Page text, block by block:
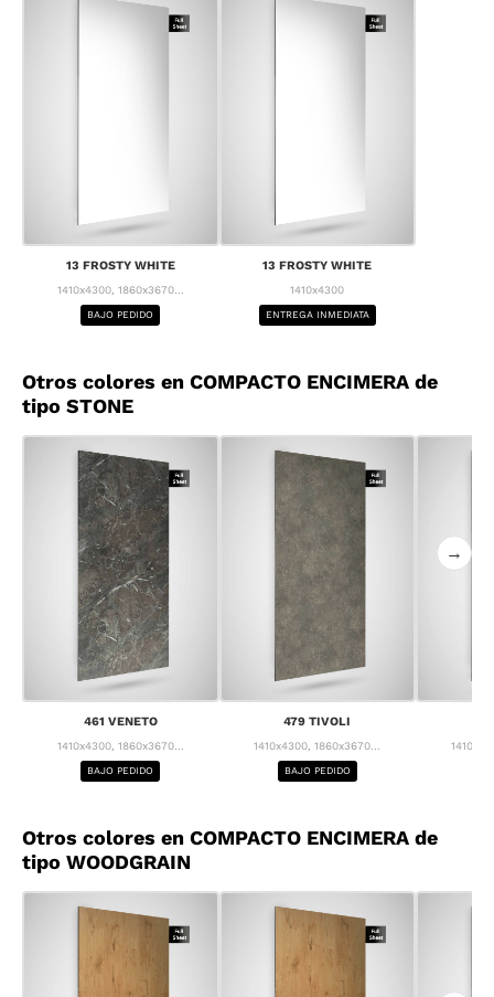
13 FROSTY WHITE
1410x4300, 1860x3670...
BAJO PEDIDO
13 FROSTY WHITE
1410x4300
ENTREGA INMEDIATA
Otros colores en COMPACTO ENCIMERA de
tipo STONE
461 VENETO
1410x4300, 1860x3670...
BAJO PEDIDO
479 TIVOLI
1410x4300, 1860x3670...
BAJO PEDIDO
→
Otros colores en COMPACTO ENCIMERA de
tipo WOODGRAIN